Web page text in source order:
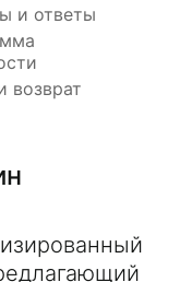
и ответы
возврат